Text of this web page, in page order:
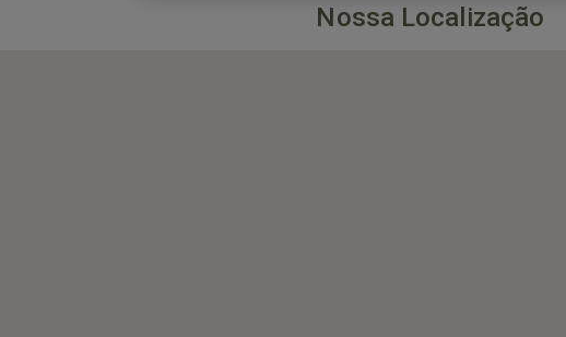
Nossa Localização